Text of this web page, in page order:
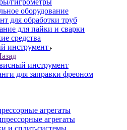
гигрометры
оборудование
для обработки труб
для пайки и сварки
средства
инструмент
инструмент
для заправки фреоном
агрегаты
агрегаты
и сплит-системы